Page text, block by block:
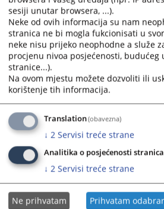
the
question
mark
key
to
get
the
keyboard
shortcuts
for
changing
dates.
the
question
mark
key
to
the
keyboard
shortcuts
for
changing
dates.
Trenutno
sesiji unutar browsera, ...).
Neke od ovih informacija su nam
stranica ne bi mogla fukcionisati u
neke nisu prijeko neophodne a služe
procjenu nivoa posjećenosti, budućeg
stranice...).
Na ovom mjestu možete dozvoliti ili
korištenje tih informacija.
Translation(obavezna)
↓ 2 Servisi treće strane
Analitika o posjećenosti stranica
↓ 2 Servisi treće strane
Ne prihvatam Prihvatam